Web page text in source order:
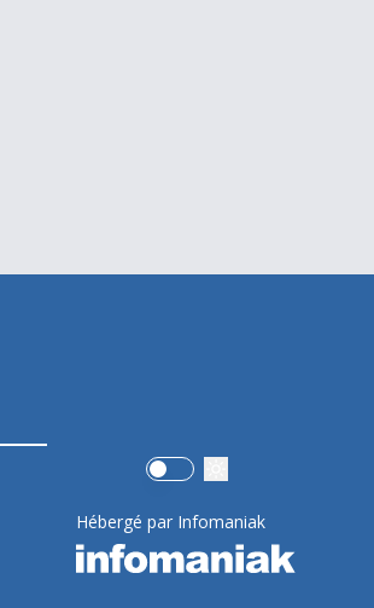
Use setting
Hébergé par Infomaniak